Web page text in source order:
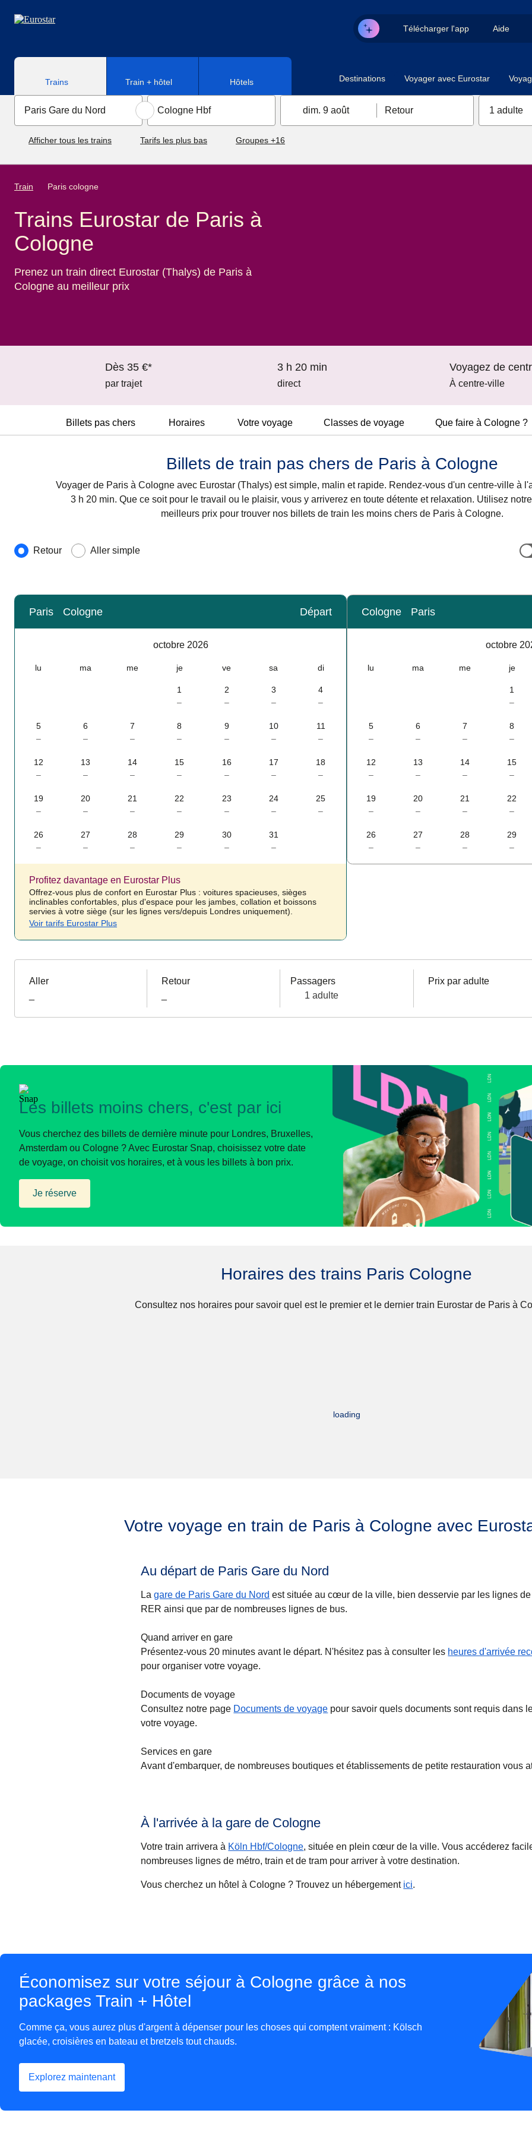
Télécharger l'app Aide
Trains Train + hôtel Hôtels Destinations Voyager avec Eurostar
dim. 9 août Retour 1 adulte
Afficher tous les trains Tarifs les plus bas Groupes +16
Train Paris cologne
Trains Eurostar de Paris à
Cologne
Prenez un train direct Eurostar (Thalys) de Paris à
Cologne au meilleur prix
Dès 35 €*
par trajet
3 h 20 min
direct
Voyagez de
À centre-ville
Billets pas chers Horaires Votre voyage Classes de voyage Que faire à Cologne ?
Billets de train pas chers de Paris à Cologne
Voyager de Paris à Cologne avec Eurostar (Thalys) est simple, malin et rapide. Rendez-vous d'un centre-ville à
3 h 20 min. Que ce soit pour le travail ou le plaisir, vous y arriverez en toute détente et relaxation. Utilisez
meilleurs prix pour trouver nos billets de train les moins chers de Paris à Cologne.
Type de voyage
Retour Aller simple
Calendrier-
Paris Cologne Départ
octobre 2026
lu ma me je ve sa di
1
–
2
–
3
–
4
–
5
–
6
–
7
–
8
–
9
–
10
–
11
–
12
–
13
–
14
–
15
–
16
–
17
–
18
–
19
–
20
–
21
–
22
–
23
–
24
–
25
–
26
–
27
–
28
–
29
–
30
–
31
–
Profitez davantage en Eurostar Plus
Offrez-vous plus de confort en Eurostar Plus : voitures spacieuses, sièges
inclinables confortables, plus d'espace pour les jambes, collation et boissons
servies à votre siège (sur les lignes vers/depuis Londres uniquement).
Voir tarifs Eurostar Plus
Calendrier-
Cologne Paris
octobre
lu ma me je
1
–
5
–
6
–
7
–
8
–
12
–
13
–
14
–
15
–
19
–
20
–
21
–
22
–
26
–
27
–
28
–
29
–
Aller
Retour
Passagers
1 adulte
Prix par adulte
Les billets moins chers, c'est par ici
Vous cherchez des billets de dernière minute pour Londres, Bruxelles,
Amsterdam ou Cologne ? Avec Eurostar Snap, choisissez votre date
de voyage, on choisit vos horaires, et à vous les billets à bon prix.
Je réserve
(Ouvre un nouvel onglet
Horaires des trains Paris Cologne
Consultez nos horaires pour savoir quel est le premier et le dernier train Eurostar de Paris à
loading
Votre voyage en train de Paris à Cologne avec
Au départ de Paris Gare du Nord
Lagare de Paris Gare du Nord est située au cœur de la ville, bien desservie par les lignes de
RER ainsi que par de nombreuses lignes de bus.
Quand arriver en gare
Présentez-vous 20 minutes avant le départ. N'hésitez pas à consulter les heures d'arrivée
pour organiser votre voyage.
Documents de voyage
Consultez notre page Documents de voyage pour savoir quels documents sont requis dans
votre voyage.
Services en gare
Avant d'embarquer, de nombreuses boutiques et établissements de petite restauration vous
À l'arrivée à la gare de Cologne
Votre train arrivera à Köln Hbf/Cologne, située en plein cœur de la ville. Vous accéderez
nombreuses lignes de métro, train et de tram pour arriver à votre destination.
Vous cherchez un hôtel à Cologne ? Trouvez un hébergement ici.
Économisez sur votre séjour à Cologne grâce à nos
packages Train + Hôtel
Comme ça, vous aurez plus d'argent à dépenser pour les choses qui comptent vraiment : Kölsch
glacée, croisières en bateau et bretzels tout chauds.
Explorez maintenant
(Ouvre un nouvel onglet